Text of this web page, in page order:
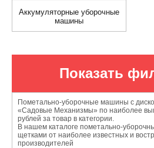
Аккумуляторные уборочные
машины
Показать
Пометально-уборочные машины с
«Садовые Механизмы» по наиболее
рублей за товар в категории.
В нашем каталоге пометально-
щетками от наиболее известных и
производителей